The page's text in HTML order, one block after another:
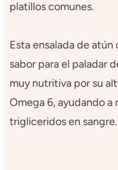
platillos comunes.
Esta ensalada de
sabor para el paladar
muy nutritiva por su
Omega 6, ayudando a
trigliceridos en sangre.